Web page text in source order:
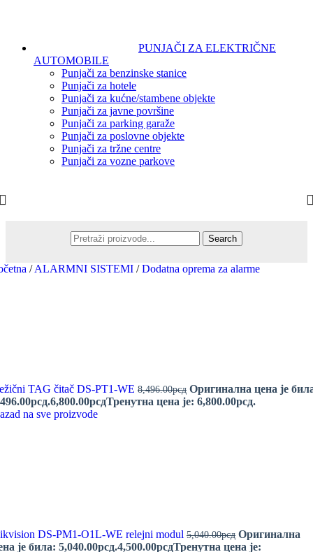
PUNJAČI ZA ELEKTRIČNE
AUTOMOBILE
Punjači za benzinske stanice
Punjači za hotele
Punjači za kućne/stambene objekte
Punjači za javne površine
Punjači za parking garaže
Punjači za poslovne objekte
Punjači za tržne centre
Punjači za vozne parkove
Search
/ ALARMNI SISTEMI / Dodatna oprema za alarme
TAG čitač DS-PT1-WE 8,496.00рсд Оригинална цена је
6,800.00рсдТренутна цена је: 6,800.00рсд.
na sve proizvode
DS-PM1-O1L-WE relejni modul 5,040.00рсд Оригинална
је била: 5,040.00рсд.4,500.00рсдТренутна цена је: